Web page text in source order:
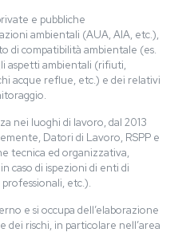
e pubbliche
ambientali (AUA, AIA, etc.),
di compatibilità ambientale (es.
aspetti ambientali (rifiuti,
acque reflue, etc.) e dei relativi
nei luoghi di lavoro, dal 2013
Datori di Lavoro, RSPP e
tecnica ed organizzativa,
caso di ispezioni di enti di
etc.).
e si occupa dell’elaborazione
dei rischi, in particolare nell’area